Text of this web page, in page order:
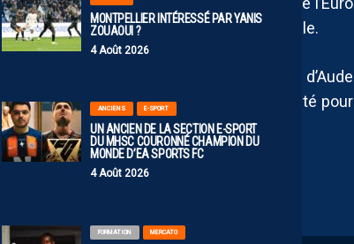
MONTPELLIER INTÉRESSÉ PAR YANIS
ZOUAOUI ?
4 Août 2026
ANCIENS E-SPORT
UN ANCIEN DE LA SECTION E-SPORT
DU MHSC COURONNÉ CHAMPION DU
MONDE D’EA SPORTS FC
4 Août 2026
FORMATION MERCATO
imposée comme une titulaire indiscutable.
Féminines, qui espère que l’arrivée d’Aude
à une défense en quête de stabilité pour